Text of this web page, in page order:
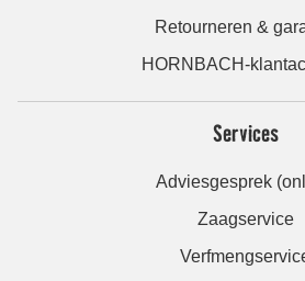
Retourneren &
HORNBACH-
Services
Adviesgesprek
Zaagservice